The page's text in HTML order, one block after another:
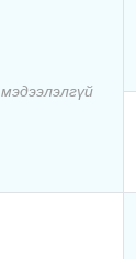
мэдээлэлгүй